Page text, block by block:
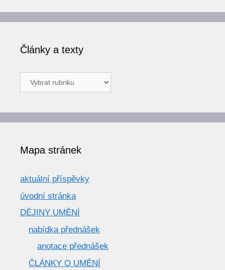
Články a texty
Články
a
Mapa stránek
aktuální příspěvky
úvodní stránka
DĚJINY UMĚNÍ
nabídka přednášek
anotace přednášek
ČLÁNKY O UMĚNÍ